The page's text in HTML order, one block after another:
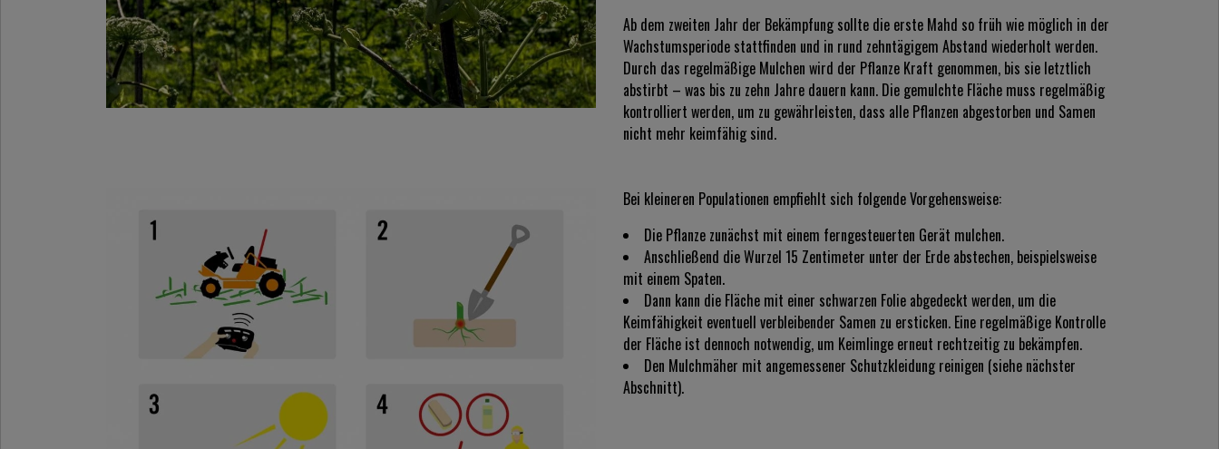
Ab dem zweiten Jahr der Bekämpfung sollte die erste Mahd so früh wie möglich in der
Wachstumsperiode stattfinden und in rund zehntägigem Abstand wiederholt werden.
Durch das regelmäßige Mulchen wird der Pflanze Kraft genommen, bis sie letztlich
abstirbt – was bis zu zehn Jahre dauern kann. Die gemulchte Fläche muss regelmäßig
kontrolliert werden, um zu gewährleisten, dass alle Pflanzen abgestorben und Samen
nicht mehr keimfähig sind.
Bei kleineren Populationen empfiehlt sich folgende Vorgehensweise:
Die Pflanze zunächst mit einem ferngesteuerten Gerät mulchen.
Anschließend die Wurzel 15 Zentimeter unter der Erde abstechen, beispielsweise
mit einem Spaten.
Dann kann die Fläche mit einer schwarzen Folie abgedeckt werden, um die
Keimfähigkeit eventuell verbleibender Samen zu ersticken. Eine regelmäßige Kontrolle
der Fläche ist dennoch notwendig, um Keimlinge erneut rechtzeitig zu bekämpfen.
Den Mulchmäher mit angemessener Schutzkleidung reinigen (siehe nächster
Abschnitt).